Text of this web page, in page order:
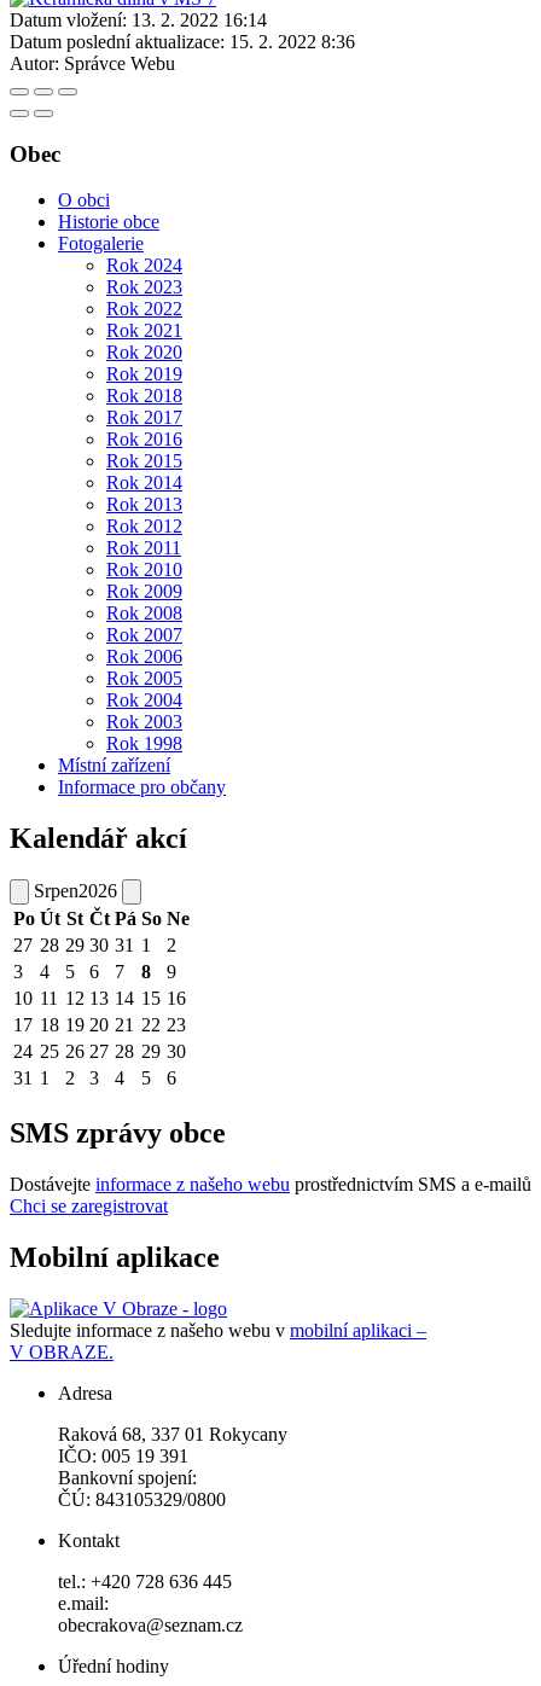
Datum vložení: 13. 2. 2022 16:14
Datum poslední aktualizace: 15. 2. 2022 8:36
Autor: Správce Webu
Obec
O obci
Historie obce
Fotogalerie
Rok 2024
Rok 2023
Rok 2022
Rok 2021
Rok 2020
Rok 2019
Rok 2018
Rok 2017
Rok 2016
Rok 2015
Rok 2014
Rok 2013
Rok 2012
Rok 2011
Rok 2010
Rok 2009
Rok 2008
Rok 2007
Rok 2006
Rok 2005
Rok 2004
Rok 2003
Rok 1998
Místní zařízení
Informace pro občany
Kalendář akcí
Srpen2026
Po Út St Čt Pá So Ne
27 28 29 30 31 1
2
3
4 5 6 7 8
9
10 11 12 13 14 15 16
17 18 19 20 21 22 23
24 25 26 27 28 29 30
31 1 2 3 4 5 6
SMS zprávy obce
Dostávejte informace z našeho webu prostřednictvím SMS a e-mailů
Chci se zaregistrovat
Mobilní aplikace
Sledujte informace z našeho webu v mobilní aplikaci –
V OBRAZE.
Adresa
Raková 68, 337 01 Rokycany
IČO: 005 19 391
Bankovní spojení:
ČÚ: 843105329/0800
Kontakt
tel.: +420 728 636 445
e.mail:
obecrakova@seznam.cz
Úřední hodiny